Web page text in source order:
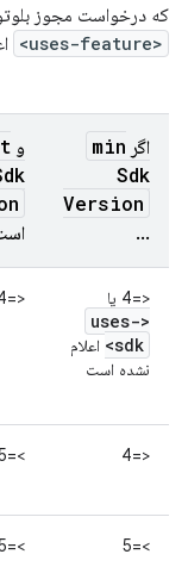
که درخواست مجوز
<uses-feature>
اگر min
Sdk
Version
...
و
<=4 یا
<uses-
sdk>
اعلام
نشده است
<=4
<=4
>=5
>=5
>=5